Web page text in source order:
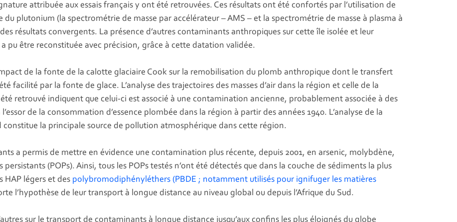
attribuée aux essais français y ont été retrouvées. Ces résultats ont été confortés par l’utilisation de
du plutonium (la spectrométrie de masse par accélérateur – AMS – et la spectrométrie de masse à plasma à
résultats convergents. La présence d’autres contaminants anthropiques sur cette île isolée et leur
pu être reconstituée avec précision, grâce à cette datation validée.
de la fonte de la calotte glaciaire Cook sur la remobilisation du plomb anthropique dont le transfert
facilité par la fonte de glace. L’analyse des trajectoires des masses d’air dans la région et celle de la
retrouvé indiquent que celui-ci est associé à une contamination ancienne, probablement associée à des
de la consommation d’essence plombée dans la région à partir des années 1940. L’analyse de la
constitue la principale source de pollution atmosphérique dans cette région.
a permis de mettre en évidence une contamination plus récente, depuis 2001, en arsenic, molybdène,
(POPs). Ainsi, tous les POPs testés n’ont été détectés que dans la couche de sédiments la plus
HAP légers et des polybromodiphényléthers (PBDE ; notamment utilisés pour ignifuger les matières
l’hypothèse de leur transport à longue distance au niveau global ou depuis l’Afrique du Sud.
sur le transport de contaminants à longue distance jusqu’aux confins les plus éloignés du globe